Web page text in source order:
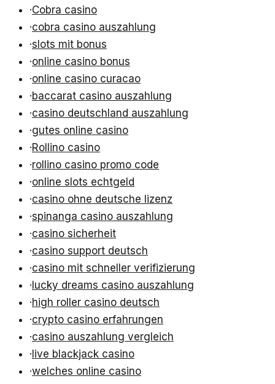
·Cobra casino
·cobra casino auszahlung
·slots mit bonus
·online casino bonus
·online casino curacao
·baccarat casino auszahlung
·casino deutschland auszahlung
·gutes online casino
·Rollino casino
·rollino casino promo code
·online slots echtgeld
·casino ohne deutsche lizenz
·spinanga casino auszahlung
·casino sicherheit
·casino support deutsch
·casino mit schneller verifizierung
· lucky dreams casino auszahlung
·high roller casino deutsch
·crypto casino erfahrungen
·casino auszahlung vergleich
· live blackjack casino
·welches online casino